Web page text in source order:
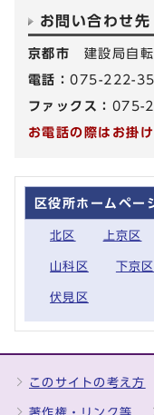
お問い合わせ先
京都市 建設局自
電話：075-222-
ファックス： 075-
お電話の際はお掛
区役所ホームペー
北区 上京区
山科区 下京区
伏見区
このサイトの考え方